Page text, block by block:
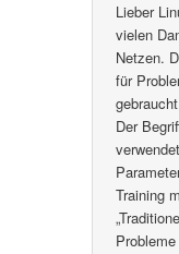
Lieber
vielen
Netzen.
für
Der
Training